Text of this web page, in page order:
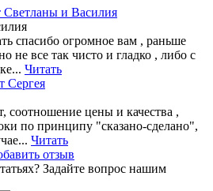
спасибо огромное вам , раньше
не все так чисто и гладко , либо с
Читать
соотношение цены и качества ,
по принципу "сказано-сделано",
Читать
отзыв
Задайте вопрос нашим